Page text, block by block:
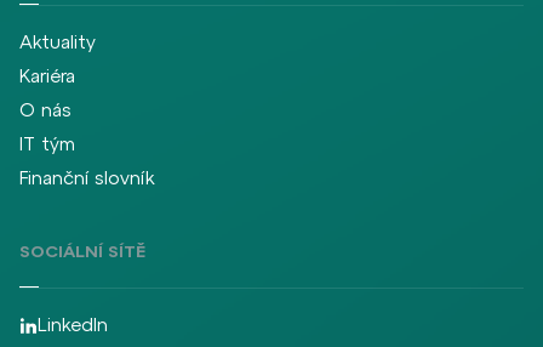
Aktuality
Kariéra
O nás
IT tým
Finanční slovník
SOCIÁLNÍ SÍTĚ
LinkedIn